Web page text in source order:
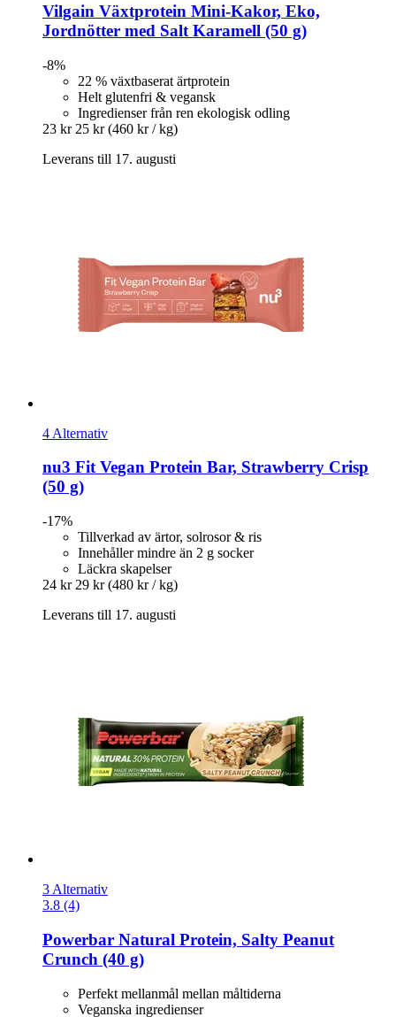
Vilgain Växtprotein Mini-​Kakor, Eko,
Jordnötter med Salt Karamell (50 g)
-8%
22 % växtbaserat ärtprotein
Helt glutenfri & vegansk
Ingredienser från ren ekologisk odling
23 kr 25 kr (460 kr / kg)
Leverans till 17. augusti
4 Alternativ
nu3 Fit Vegan Protein Bar, Strawberry Crisp
(50 g)
-17%
Tillverkad av ärtor, solrosor & ris
Innehåller mindre än 2 g socker
Läckra skapelser
24 kr 29 kr (480 kr / kg)
Leverans till 17. augusti
3 Alternativ
3.8 (4)
Powerbar Natural Protein, Salty Peanut
Crunch (40 g)
Perfekt mellanmål mellan måltiderna
Veganska ingredienser